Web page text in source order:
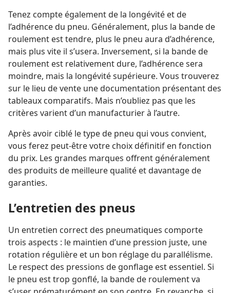
Tenez compte également de la longévité et de
l’adhérence du pneu. Généralement, plus la bande de
roulement est tendre, plus le pneu aura d’adhérence,
mais plus vite il s’usera. Inversement, si la bande de
roulement est relativement dure, l’adhérence sera
moindre, mais la longévité supérieure. Vous trouverez
sur le lieu de vente une documentation présentant des
tableaux comparatifs. Mais n’oubliez pas que les
critères varient d’un manufacturier à l’autre.
Après avoir ciblé le type de pneu qui vous convient,
vous ferez peut-être votre choix définitif en fonction
du prix. Les grandes marques offrent généralement
des produits de meilleure qualité et davantage de
garanties.
L’entretien des pneus
Un entretien correct des pneumatiques comporte
trois aspects : le maintien d’une pression juste, une
rotation régulière et un bon réglage du parallélisme.
Le respect des pressions de gonflage est essentiel. Si
le pneu est trop gonflé, la bande de roulement va